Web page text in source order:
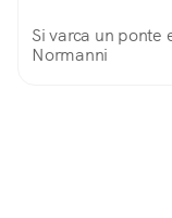
Si varca un ponte
Normanni